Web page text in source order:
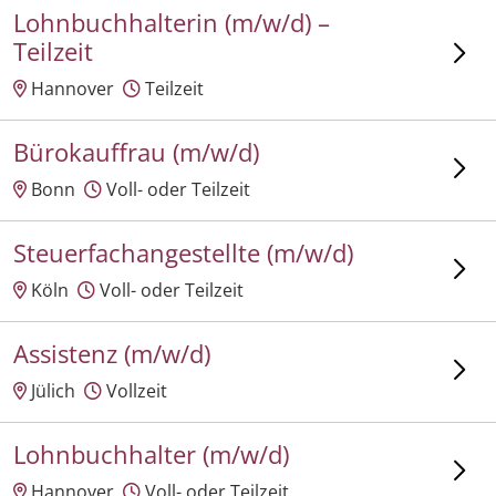
Lohnbuchhalterin (m/w/d) –
Teilzeit
Hannover Teilzeit
Bürokauffrau (m/w/d)
Bonn Voll- oder Teilzeit
Steuerfachangestellte (m/w/d)
Köln Voll- oder Teilzeit
Assistenz (m/w/d)
Jülich Vollzeit
Lohnbuchhalter (m/w/d)